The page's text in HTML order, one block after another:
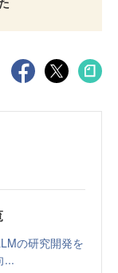
の研究開発を
...